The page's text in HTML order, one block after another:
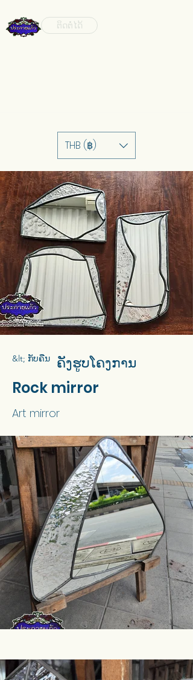
ຕິດຕໍ່ໄດ້
THB (฿)
&lt; ກັບຄືນ
Rock mirror
Art mirror
ຄັງຮູບໂຄງການ